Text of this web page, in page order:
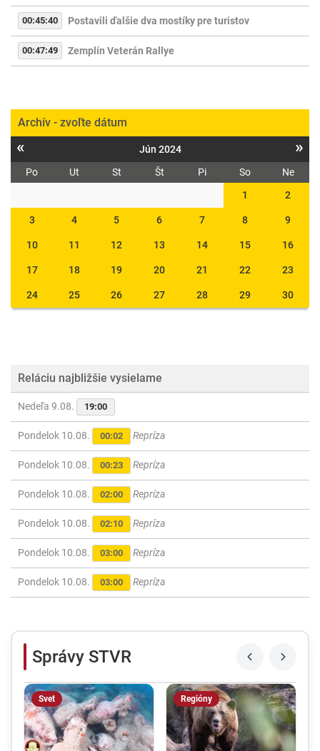
00:45:40 Postavili ďalšie dva mostíky pre turistov
00:47:49 Zemplín Veterán Rallye
Archív - zvoľte dátum
« Jún 2024 »
Po Ut St Št Pi So
Ne
1
2
3 4 5 6 7 8 9
10 11 12 13 14 15 16
17 18 19 20 21 22 23
24 25 26 27 28 29 30
Reláciu najbližšie vysielame
Nedeľa 9.08. 19:00
Pondelok 10.08. 00:02 Repríza
Pondelok 10.08. 00:23 Repríza
Pondelok 10.08. 02:00 Repríza
Pondelok 10.08. 02:10 Repríza
Pondelok 10.08. 03:00 Repríza
Pondelok 10.08. 03:00 Repríza
Správy STVR
Svet Regióny